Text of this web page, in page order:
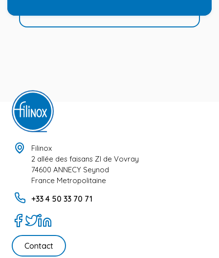
Filinox
2 allée des faisans ZI de Vovray
74600 ANNECY Seynod
France Metropolitaine
+33 4 50 33 70 71
Contact